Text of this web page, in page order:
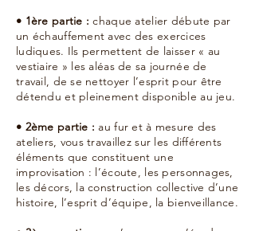
• 1ère partie : chaque atelier débute par
un échauffement avec des exercices
ludiques. Ils permettent de laisser « au
vestiaire » les aléas de sa journée de
travail, de se nettoyer l’esprit pour être
détendu et pleinement disponible au jeu.
• 2ème partie : au fur et à mesure des
ateliers, vous travaillez sur les différents
éléments que constituent une
improvisation : l’écoute, les personnages,
les décors, la construction collective d’une
histoire, l’esprit d’équipe, la bienveillance.